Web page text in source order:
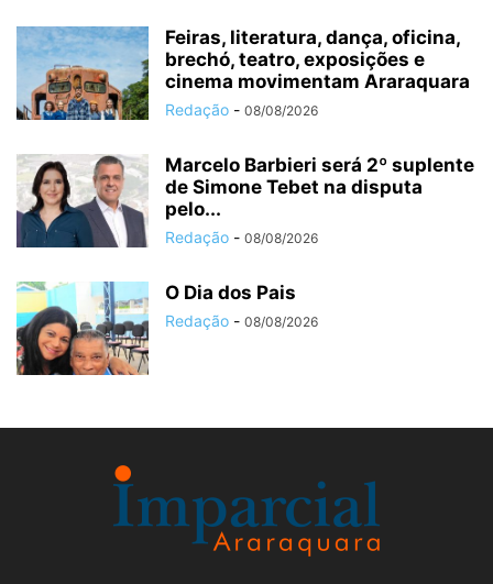
Feiras, literatura, dança, oficina,
brechó, teatro, exposições e
cinema movimentam Araraquara
Redação - 08/08/2026
Marcelo Barbieri será 2º suplente
de Simone Tebet na disputa
pelo...
Redação - 08/08/2026
O Dia dos Pais
Redação - 08/08/2026